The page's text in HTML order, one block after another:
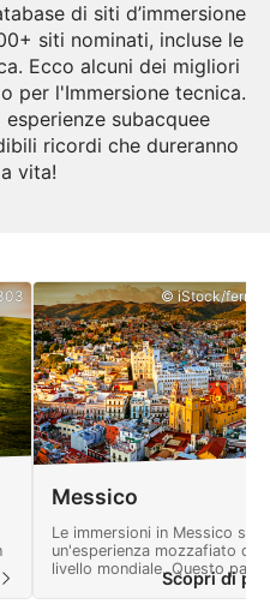
di siti d’immersione
siti nominati, incluse le
Ecco alcuni dei migliori
per l'Immersione tecnica.
subacquee
ricordi che dureranno
vita!
© iStock/
Messico
Le immersioni in Messico
un'esperienza mozzafiato di
livello mondiale. Questo
offre molte avventure e un
Scopri di